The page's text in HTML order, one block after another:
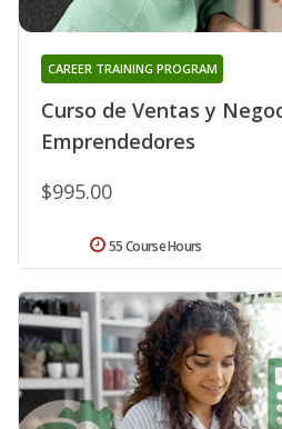
Curso de Ventas y
Emprendedores
CAREER TRAINING PROGRAM
$995.00
55 Course Hours